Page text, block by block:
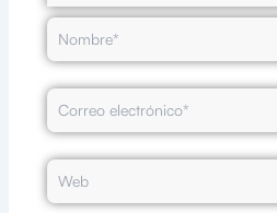
Nombre*
Correo
electrónico*
Web